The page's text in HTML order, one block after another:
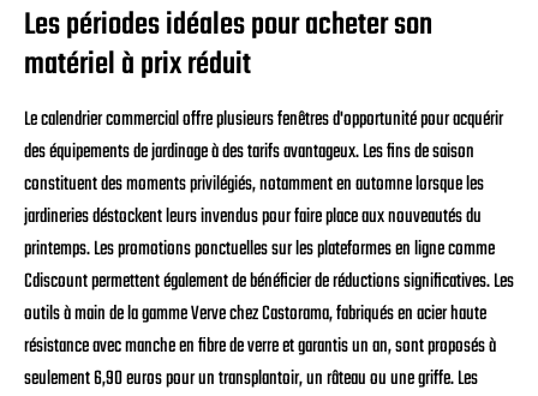
Les périodes idéales pour acheter son
matériel à prix réduit
Le calendrier commercial offre plusieurs fenêtres d'opportunité pour acquérir
des équipements de jardinage à des tarifs avantageux. Les fins de saison
constituent des moments privilégiés, notamment en automne lorsque les
jardineries déstockent leurs invendus pour faire place aux nouveautés du
printemps. Les promotions ponctuelles sur les plateformes en ligne comme
Cdiscount permettent également de bénéficier de réductions significatives. Les
outils à main de la gamme Verve chez Castorama, fabriqués en acier haute
résistance avec manche en fibre de verre et garantis un an, sont proposés à
seulement 6,90 euros pour un transplantoir, un râteau ou une griffe. Les